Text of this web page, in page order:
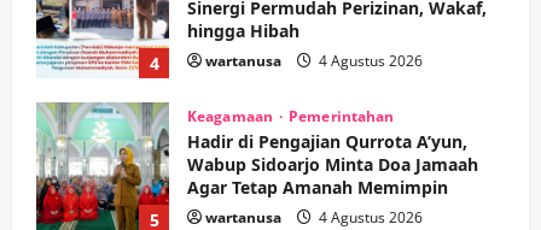
4
5
Keagamaan Pemerintahan
Wabup Sidoarjo Minta Doa Jamaah
Agar Tetap Amanah Memimpin
wartanusa 4 Agustus 2026
Kesehatan
Pembangunan